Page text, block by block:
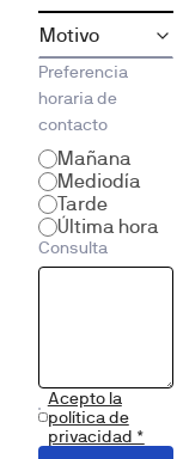
Preferencia
horaria de
contacto
Mañana
Mediodía
Tarde
Última hora
Consulta
Acepto la
política de
privacidad *